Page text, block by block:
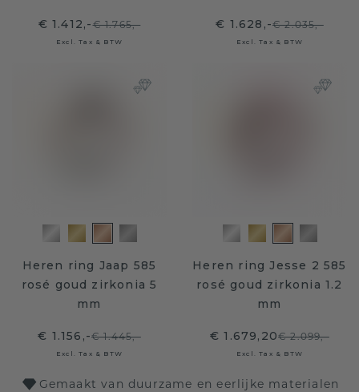
€ 1.412,-€ 1.765,-
Excl. Tax & BTW
€ 1.628,-€ 2.035,-
Excl. Tax & BTW
Heren ring Jaap 585
rosé goud zirkonia 5
mm
€ 1.156,-€ 1.445,-
Excl. Tax & BTW
Heren ring Jesse 2 585
rosé goud zirkonia 1.2
mm
€ 1.679,20€ 2.099,-
Excl. Tax & BTW
Gemaakt van duurzame en eerlijke materialen